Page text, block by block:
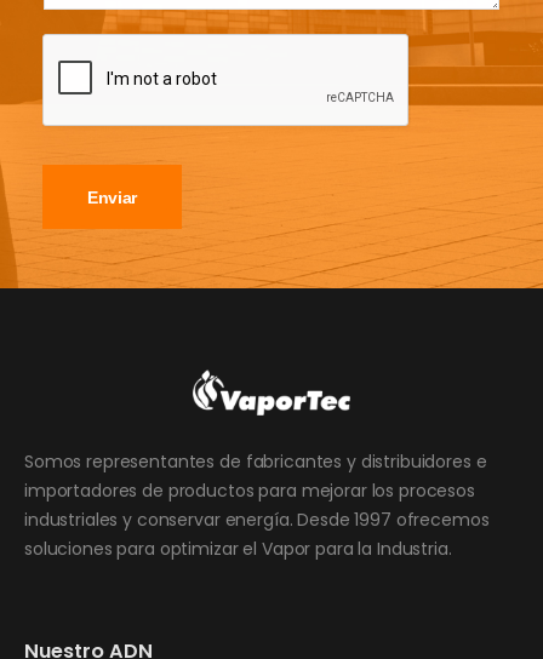
Enviar
Somos representantes de fabricantes y distribuidores e
importadores de productos para mejorar los procesos
industriales y conservar energía. Desde 1997 ofrecemos
soluciones para optimizar el Vapor para la Industria.
Nuestro ADN